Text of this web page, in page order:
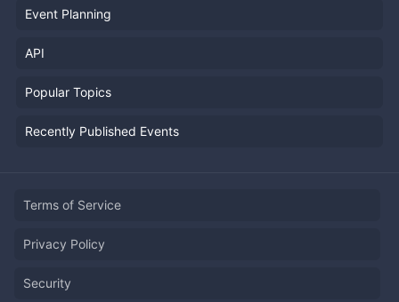
Event Planning
API
Popular Topics
Recently Published Events
Terms of Service
Privacy Policy
Security